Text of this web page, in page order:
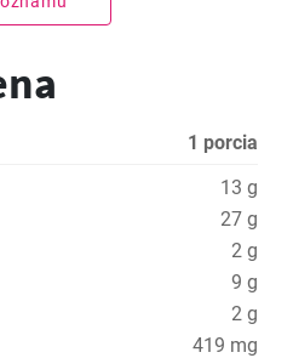
1 porcia
13 g
27 g
2 g
9 g
2 g
419 mg